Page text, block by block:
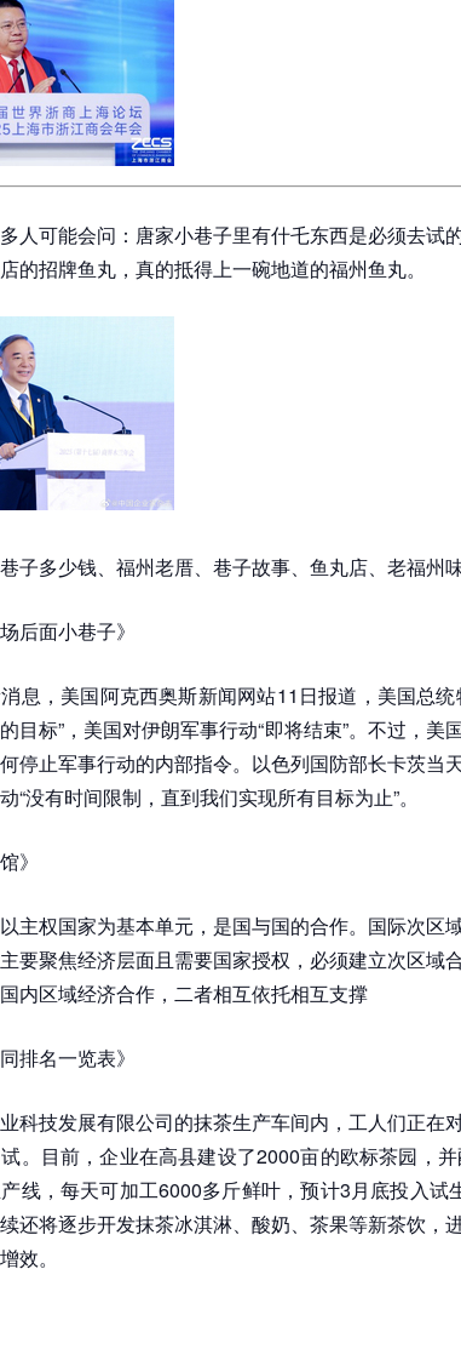
人可能会问：唐家小巷子里有什乇东西是必须去试
的招牌鱼丸，真的抵得上一碗地道的福州鱼丸。
子多少钱、福州老厝、巷子故事、鱼丸店、老福州
后面小巷子》
息，美国阿克西奥斯新闻网站11日报道，美国总
目标”，美国对伊朗军事行动“即将结束”。不过，美
停止军事行动的内部指令。以色列国防部长卡茨当
“没有时间限制，直到我们实现所有目标为止”。
》
主权国家为基本单元，是国与国的合作。国际次区
要聚焦经济层面且需要国家授权，必须建立次区域
内区域经济合作，二者相互依托相互支撑
排名一览表》
科技发展有限公司的抹茶生产车间内，工人们正在
。目前，企业在高县建设了2000亩的欧标茶园，
线，每天可加工6000多斤鲜叶，预计3月底投入试
还将逐步开发抹茶冰淇淋、酸奶、茶果等新茶饮，
效。